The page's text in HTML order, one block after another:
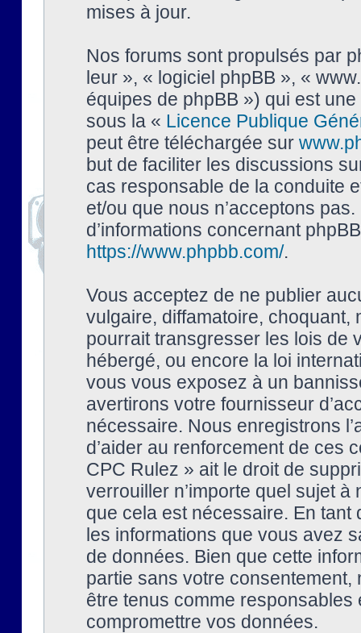
mises à jour.
Nos forums sont propulsés par
leur », « logiciel phpBB », «
équipes de phpBB ») qui est
sous la « Licence Publique
peut être téléchargée sur
but de faciliter les discussions
cas responsable de la conduite
et/ou que nous n’acceptons
d’informations concernant
https://www.phpbb.com/.
Vous acceptez de ne publier
vulgaire, diffamatoire, choquant,
pourrait transgresser les lois de
hébergé, ou encore la loi
vous vous exposez à un
avertirons votre fournisseur
nécessaire. Nous enregistrons
d’aider au renforcement de ces
CPC Rulez » ait le droit de
verrouiller n’importe quel sujet à
que cela est nécessaire. En tant
les informations que vous avez
de données. Bien que cette
partie sans votre
être tenus comme
compromettre vos données.